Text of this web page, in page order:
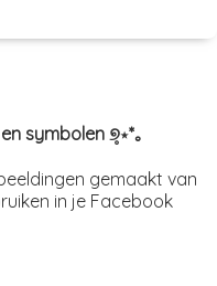
symbolen ୭̥⋆*｡
gemaakt van
in je Facebook